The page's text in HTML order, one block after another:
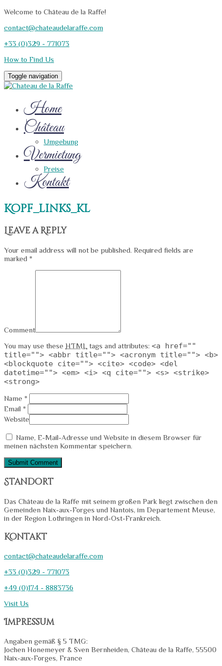
Welcome to Château de la Raffe!
contact@chateaudelaraffe.com
+33 (0)329 - 771073
How to Find Us
Toggle navigation
Home
Château
Umgebung
Vermietung
Preise
Kontakt
Kopf_links_kl
Leave a Reply
Your email address will not be published. Required fields are
marked *
Comment
You may use these HTML tags and attributes: <a href=""
title=""> <abbr title=""> <acronym title=""> <b>
<blockquote cite=""> <cite> <code> <del
datetime=""> <em> <i> <q cite=""> <s> <strike>
<strong>
Name *
Email *
Website
Name, E-Mail-Adresse und Website in diesem Browser für
meinen nächsten Kommentar speichern.
Standort
Das Château de la Raffe mit seinem großen Park liegt zwischen den
Gemeinden Naix-aux-Forges und Nantois, im Departement Meuse,
in der Region Lothringen in Nord-Ost-Frankreich.
Kontakt
contact@chateaudelaraffe.com
+33 (0)329 - 771073
+49 (0)174 - 8883736
Visit Us
Impressum
Angaben gemäß § 5 TMG:
Jochen Honemeyer & Sven Bernheiden, Château de la Raffe, 55500
Naix-aux-Forges, France